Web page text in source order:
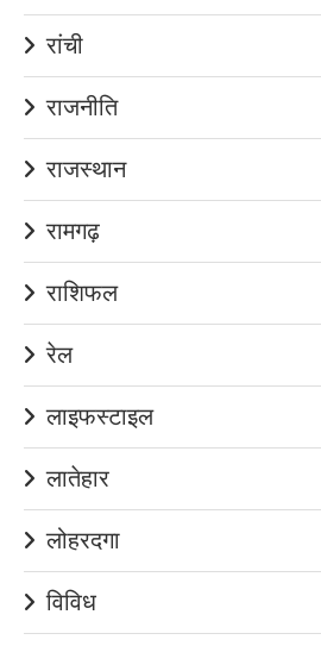
रांची
राजनीति
राजस्थान
रामगढ़
राशिफल
रेल
लाइफस्टाइल
लातेहार
लोहरदगा
विविध